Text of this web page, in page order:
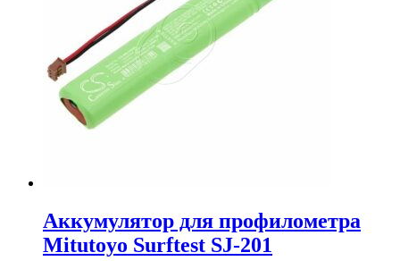
Аккумулятор для профилометра
Mitutoyo Surftest SJ-201